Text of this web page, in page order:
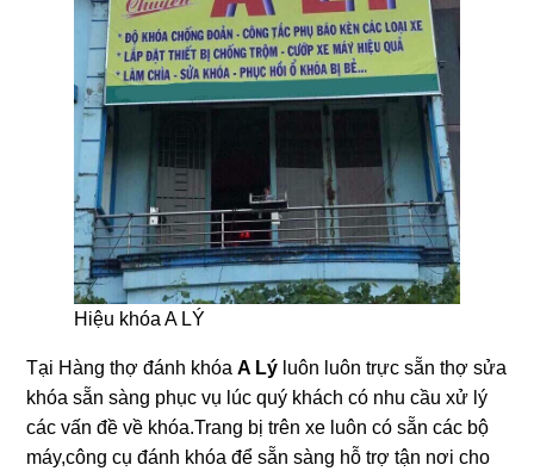
Hiệu khóa A LÝ
Tại Hàng thợ đánh khóaA Lý luôn luôn trực sẵn thợ sửa
khóa sẵn sàng phục vụ lúc quý khách có nhu cầu xử lý
các vấn đề về khóa.Trang bị trên xe luôn có sẵn các bộ
máy,công cụ đánh khóa để sẵn sàng hỗ trợ tận nơi cho